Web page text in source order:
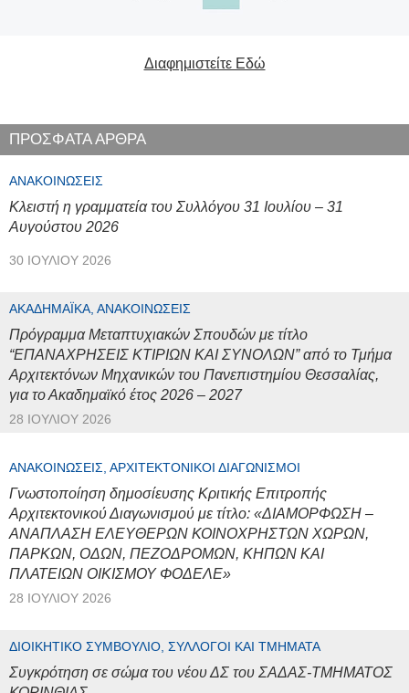
Διαφημιστείτε Εδώ
ΠΡΟΣΦΑΤΑ ΑΡΘΡΑ
ΑΝΑΚΟΙΝΏΣΕΙΣ
Κλειστή η γραμματεία του Συλλόγου 31 Ιουλίου – 31
Αυγούστου 2026
30 ΙΟΥΛΊΟΥ 2026
ΑΚΑΔΗΜΑΪΚΆ, ΑΝΑΚΟΙΝΏΣΕΙΣ
Πρόγραμμα Μεταπτυχιακών Σπουδών με τίτλο
“ΕΠΑΝΑΧΡΗΣΕΙΣ ΚΤΙΡΙΩΝ ΚΑΙ ΣΥΝΟΛΩΝ” από το Τμήμα
Αρχιτεκτόνων Μηχανικών του Πανεπιστημίου Θεσσαλίας,
για το Ακαδημαϊκό έτος 2026 – 2027
28 ΙΟΥΛΊΟΥ 2026
ΑΝΑΚΟΙΝΏΣΕΙΣ, ΑΡΧΙΤΕΚΤΟΝΙΚΟΊ ΔΙΑΓΩΝΙΣΜΟΊ
Γνωστοποίηση δημοσίευσης Κριτικής Επιτροπής
Αρχιτεκτονικού Διαγωνισμού με τίτλο: «ΔΙΑΜΟΡΦΩΣΗ –
ΑΝΑΠΛΑΣΗ ΕΛΕΥΘΕΡΩΝ ΚΟΙΝΟΧΡΗΣΤΩΝ ΧΩΡΩΝ,
ΠΑΡΚΩΝ, ΟΔΩΝ, ΠΕΖΟΔΡΟΜΩΝ, ΚΗΠΩΝ ΚΑΙ
ΠΛΑΤΕΙΩΝ ΟΙΚΙΣΜΟΥ ΦΟΔΕΛΕ»
28 ΙΟΥΛΊΟΥ 2026
ΔΙΟΙΚΗΤΙΚΌ ΣΥΜΒΟΎΛΙΟ, ΣΎΛΛΟΓΟΙ ΚΑΙ ΤΜΉΜΑΤΑ
Συγκρότηση σε σώμα του νέου ΔΣ του ΣΑΔΑΣ-ΤΜΗΜΑΤΟΣ